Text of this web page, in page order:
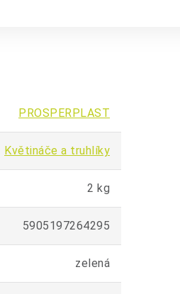
PROSPERPLAST
Květináče a truhlíky
2 kg
5905197264295
zelená